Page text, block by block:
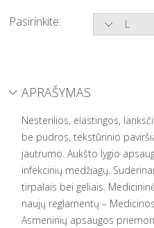
Pasirinkite: L
APRAŠYMAS
Nesterilios, elastingos,
be pudros, tekstūrinio
jautrumo. Aukšto lygio
infekcinių medžiagų.
tirpalais bei geliais.
naujų reglamentų –
Asmeninių apsaugos